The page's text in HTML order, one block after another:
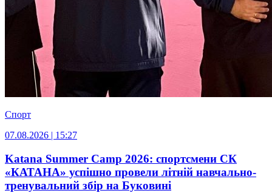
Спорт
07.08.2026 | 15:27
Katana Summer Camp 2026: спортсмени СК
«КАТАНА» успішно провели літній навчально-
тренувальний збір на Буковині